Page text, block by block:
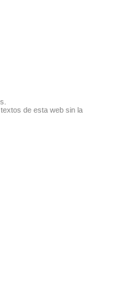
de esta web sin la